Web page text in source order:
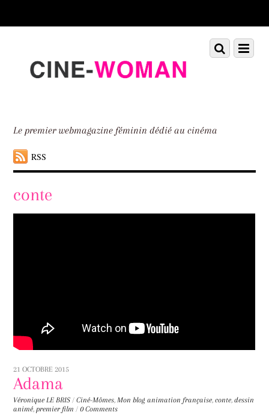
down
Le premier webmagazine féminin dédié au cinéma
RSS
Menu
Scroll
down
conte
21 OCTOBRE 2015
Adama
Véronique LE BRIS / Ciné-Mômes,Mon blog animation française,conte,dessin
animé,premier film / 0 Comments